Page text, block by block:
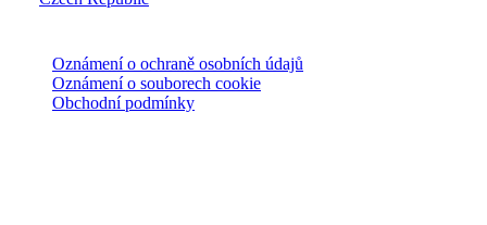
Oznámení o ochraně osobních údajů
Oznámení o souborech cookie
Obchodní podmínky